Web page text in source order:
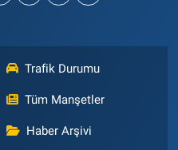
Trafik Durumu
Tüm Manşetler
Haber Arşivi